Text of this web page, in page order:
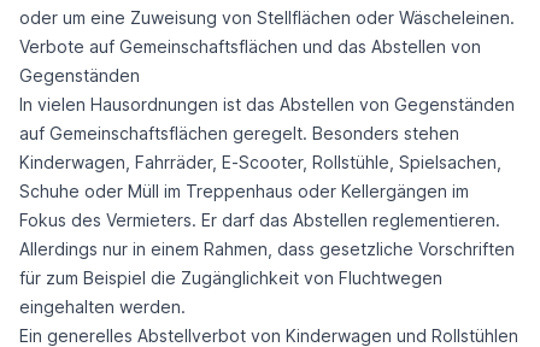
oder um eine Zuweisung von Stellflächen oder Wäscheleinen.
Verbote auf Gemeinschaftsflächen und das Abstellen von
Gegenständen
In vielen Hausordnungen ist das Abstellen von Gegenständen
auf Gemeinschaftsflächen geregelt. Besonders stehen
Kinderwagen, Fahrräder, E-Scooter, Rollstühle, Spielsachen,
Schuhe oder Müll im Treppenhaus oder Kellergängen im
Fokus des Vermieters. Er darf das Abstellen reglementieren.
Allerdings nur in einem Rahmen, dass gesetzliche Vorschriften
für zum Beispiel die Zugänglichkeit von Fluchtwegen
eingehalten werden.
Ein generelles Abstellverbot von Kinderwagen und Rollstühlen